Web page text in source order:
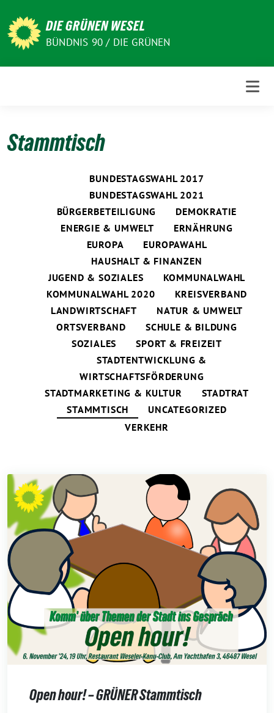
zum
Inhalt
DIE GRÜNEN WESEL
BÜNDNIS 90 / DIE GRÜNEN
Stammtisch
BUNDESTAGSWAHL 2017
BUNDESTAGSWAHL 2021
BÜRGERBETEILIGUNG
DEMOKRATIE
ENERGIE & UMWELT
ERNÄHRUNG
EUROPA
EUROPAWAHL
HAUSHALT & FINANZEN
JUGEND & SOZIALES
KOMMUNALWAHL
KOMMUNALWAHL 2020
KREISVERBAND
LANDWIRTSCHAFT
NATUR & UMWELT
ORTSVERBAND
SCHULE & BILDUNG
SOZIALES
SPORT & FREIZEIT
STADTENTWICKLUNG &
WIRTSCHAFTSFÖRDERUNG
STADTMARKETING & KULTUR
STADTRAT
STAMMTISCH
UNCATEGORIZED
VERKEHR
Open hour! – GRÜNER Stammtisch